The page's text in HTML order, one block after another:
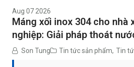
Aug 07 2026
Máng xối inox 304 cho nhà
nghiệp: Giải pháp thoát
Son Tung Tin tức sản phẩm, Tin